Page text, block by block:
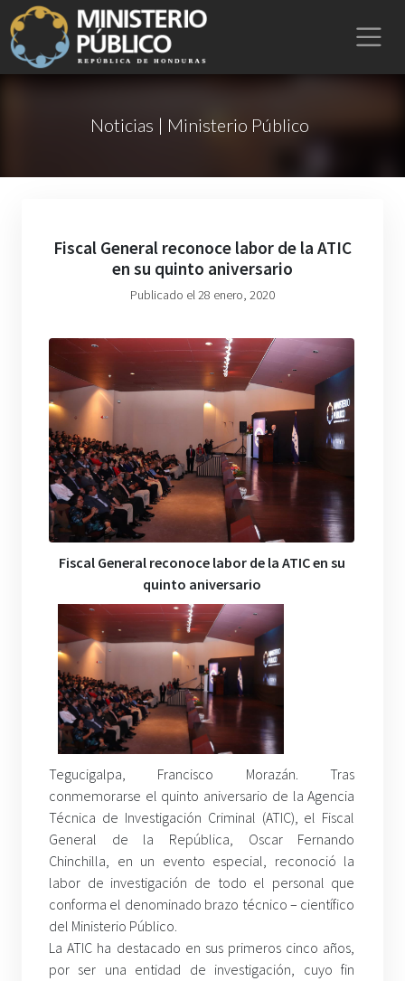
Noticias | Ministerio Público
Fiscal General reconoce labor de la ATIC
en su quinto aniversario
Publicado el 28 enero, 2020
Fiscal General reconoce labor de la ATIC en su
quinto aniversario
Tegucigalpa, Francisco Morazán. Tras
conmemorarse el quinto aniversario de la Agencia
Técnica de Investigación Criminal (ATIC), el Fiscal
General de la República, Oscar Fernando
Chinchilla, en un evento especial, reconoció la
labor de investigación de todo el personal que
conforma el denominado brazo técnico – científico
del Ministerio Público.
La ATIC ha destacado en sus primeros cinco años,
por ser una entidad de investigación, cuyo fin